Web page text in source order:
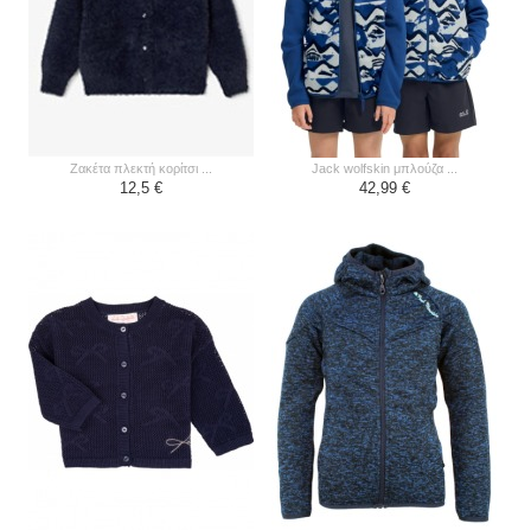
ζακέτα πλεκτή κορίτσι ...
12,5 €
jack wolfskin μπλούζα ...
42,99 €